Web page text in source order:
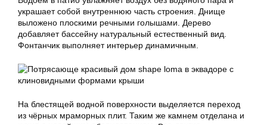
украшает собой внутреннюю часть строения. Днище
выложено плоскими речными голышами. Дерево
добавляет бассейну натуральный естественный вид.
Фонтанчик выполняет интерьер динамичным.
На блестящей водной поверхности выделяется переход
из чёрных мраморных плит. Таким же камнем отделана и